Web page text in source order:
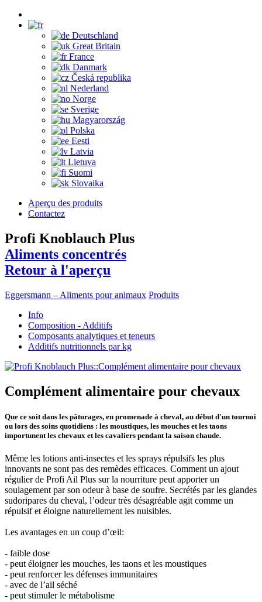
Deutschland
Great Britain
France
Danmark
Česká republika
Nederland
Norge
Sverige
Magyarország
Polska
Eesti
Latvia
Lietuva
Suomi
Slovaika
Aperçu des produits
Contactez
Profi Knoblauch Plus
Aliments concentrés
Retour à l'aperçu
Eggersmann – Aliments pour animaux Produits
Info
Composition - Additifs
Composants analytiques et teneurs
Additifs nutritionnels par kg
Complément alimentaire pour chevaux
Que ce soit dans les pâturages, en promenade à cheval, au début d'un tournoi
ou lors des soins quotidiens : les moustiques, les mouches et les taons
importunent les chevaux et les cavaliers pendant la saison chaude.
Même les lotions anti-insectes et les sprays répulsifs les plus
innovants ne sont pas des remèdes efficaces. Comment un ajout
régulier de Profi Ail Plus sur la nourriture peut apporter un
soulagement par son odeur à base de soufre. Secrétés par les glandes
sudoripares du cheval, l’odeur très désagréable agit comme un
répulsif et éloigne naturellement les nuisibles.
Les avantages en un coup d’œil:
- faible dose
- peut éloigner les mouches, les taons et les moustiques
- peut renforcer les défenses immunitaires
- avec de l’ail séché
- peut stimuler le métabolisme